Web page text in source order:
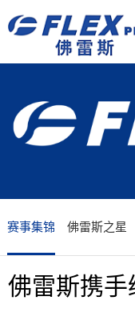
赛事集锦 佛雷斯之星
佛雷斯携手